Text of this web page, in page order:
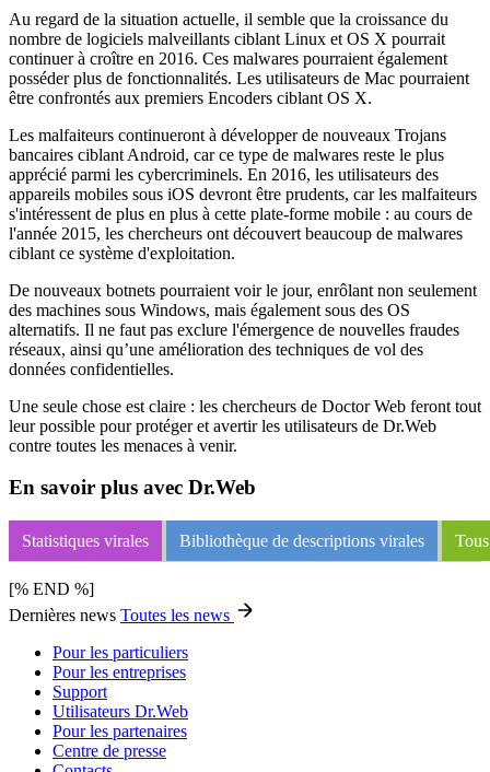
Au regard de la situation actuelle, il semble que la croissance du
nombre de logiciels malveillants ciblant Linux et OS X pourrait
continuer à croître en 2016. Ces malwares pourraient également
posséder plus de fonctionnalités. Les utilisateurs de Mac pourraient
être confrontés aux premiers Encoders ciblant OS X.
Les malfaiteurs continueront à développer de nouveaux Trojans
bancaires ciblant Android, car ce type de malwares reste le plus
apprécié parmi les cybercriminels. En 2016, les utilisateurs des
appareils mobiles sous iOS devront être prudents, car les malfaiteurs
s'intéressent de plus en plus à cette plate-forme mobile : au cours de
l'année 2015, les chercheurs ont découvert beaucoup de malwares
ciblant ce système d'exploitation.
De nouveaux botnets pourraient voir le jour, enrôlant non seulement
des machines sous Windows, mais également sous des OS
alternatifs. Il ne faut pas exclure l'émergence de nouvelles fraudes
réseaux, ainsi qu’une amélioration des techniques de vol des
données confidentielles.
Une seule chose est claire : les chercheurs de Doctor Web feront tout
leur possible pour protéger et avertir les utilisateurs de Dr.Web
contre toutes les menaces à venir.
En savoir plus avec Dr.Web
Statistiques virales Bibliothèque de descriptions virales
[% END %]
Dernières news Toutes les news
Pour les particuliers
Pour les entreprises
Support
Utilisateurs Dr.Web
Pour les partenaires
Centre de presse